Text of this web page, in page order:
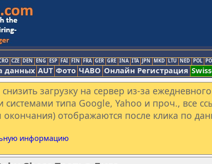
CZE DEN ENG ESP FAI FIN FRA GER GRE INA ITA JPN MKD LTU NED POL
данных AUT Фото ЧАВО Онлайн Регистрация
загрузку на сервер из-за
системами типа Google, Yahoo и проч., все
окончания) отображаются после клика по
информацию